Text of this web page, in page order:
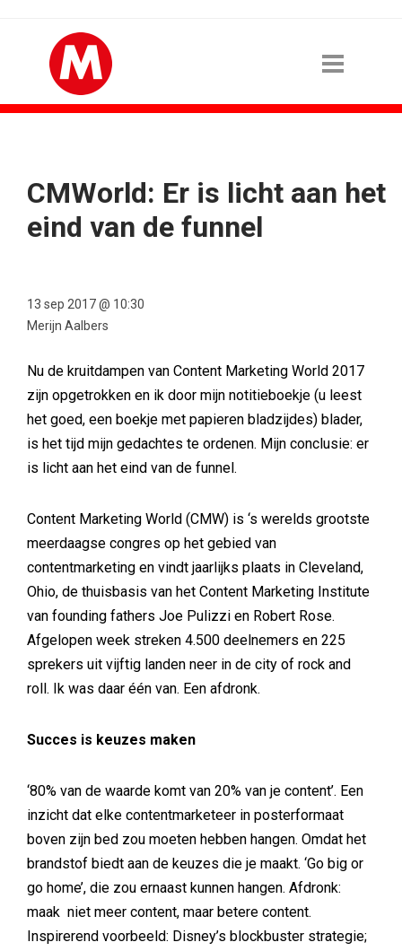
CMWorld: Er is licht aan het
eind van de funnel
13 sep 2017 @ 10:30
Merijn Aalbers
Nu de kruitdampen van Content Marketing World 2017
zijn opgetrokken en ik door mijn notitieboekje (u leest
het goed, een boekje met papieren bladzijdes) blader,
is het tijd mijn gedachtes te ordenen. Mijn conclusie: er
is licht aan het eind van de funnel.
Content Marketing World (CMW) is ‘s werelds grootste
meerdaagse congres op het gebied van
contentmarketing en vindt jaarlijks plaats in Cleveland,
Ohio, de thuisbasis van het Content Marketing Institute
van founding fathers Joe Pulizzi en Robert Rose.
Afgelopen week streken 4.500 deelnemers en 225
sprekers uit vijftig landen neer in de city of rock and
roll. Ik was daar één van. Een afdronk.
Succes is keuzes maken
‘80% van de waarde komt van 20% van je content’. Een
inzicht dat elke contentmarketeer in posterformaat
boven zijn bed zou moeten hebben hangen. Omdat het
brandstof biedt aan de keuzes die je maakt. ‘Go big or
go home’, die zou ernaast kunnen hangen. Afdronk:
maak niet meer content, maar betere content.
Inspirerend voorbeeld: Disney’s blockbuster strategie;